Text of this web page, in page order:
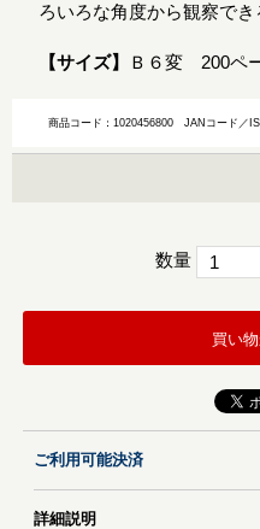
ろいろな角度から観察でき
【サイズ】 Ｂ６変 200ペ
商品コード：1020456800JANコード／
数量
買い
ご利用可能決済
詳細説明